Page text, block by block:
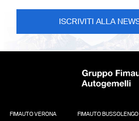
FIMAUTO VERONA FIMAUTO BUSSOLENGO